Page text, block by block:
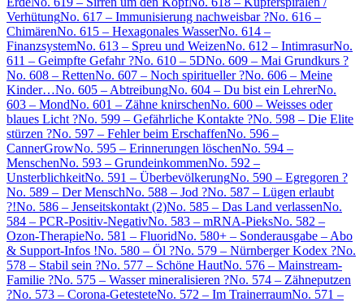
VerhütungNo. 617 – Immunisierung nachweisbar ?No. 616 –
ChimärenNo. 615 – Hexagonales WasserNo. 614 –
FinanzsystemNo. 613 – Spreu und WeizenNo. 612 – IntimrasurNo.
611 – Geimpfte Gefahr ?No. 610 – 5DNo. 609 – Mai Grundkurs ?
No. 608 – RettenNo. 607 – Noch spiritueller ?No. 606 – Meine
Kinder…No. 605 – AbtreibungNo. 604 – Du bist ein LehrerNo.
603 – MondNo. 601 – Zähne knirschenNo. 600 – Weisses oder
blaues Licht ?No. 599 – Gefährliche Kontakte ?No. 598 – Die Elite
stürzen ?No. 597 – Fehler beim ErschaffenNo. 596 –
CannerGrowNo. 595 – Erinnerungen löschenNo. 594 –
MenschenNo. 593 – GrundeinkommenNo. 592 –
UnsterblichkeitNo. 591 – ÜberbevölkerungNo. 590 – Egregoren ?
No. 589 – Der MenschNo. 588 – Jod ?No. 587 – Lügen erlaubt
?!No. 586 – Jenseitskontakt (2)No. 585 – Das Land verlassenNo.
584 – PCR-Positiv-NegativNo. 583 – mRNA-PieksNo. 582 –
Ozon-TherapieNo. 581 – FluoridNo. 580+ – Sonderausgabe – Abo
& Support-Infos !No. 580 – Öl ?No. 579 – Nürnberger Kodex ?No.
578 – Stabil sein ?No. 577 – Schöne HautNo. 576 – Mainstream-
Familie ?No. 575 – Wasser mineralisieren ?No. 574 – Zähneputzen
?No. 573 – Corona-GetesteteNo. 572 – Im TrainerraumNo. 571 –